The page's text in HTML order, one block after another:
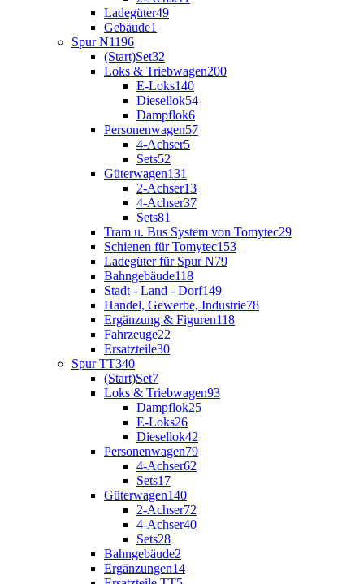
Ladegüter49
Gebäude1
Spur N1196
(Start)Set32
Loks & Triebwagen200
E-Loks140
Diesellok54
Dampflok6
Personenwagen57
4-Achser5
Sets52
Güterwagen131
2-Achser13
4-Achser37
Sets81
Tram u. Bus System von Tomytec29
Schienen für Tomytec153
Ladegüter für Spur N79
Bahngebäude118
Stadt - Land - Dorf149
Handel, Gewerbe, Industrie78
Ergänzung & Figuren118
Fahrzeuge22
Ersatzteile30
Spur TT340
(Start)Set7
Loks & Triebwagen93
Dampflok25
E-Loks26
Diesellok42
Personenwagen79
4-Achser62
Sets17
Güterwagen140
2-Achser72
4-Achser40
Sets28
Bahngebäude2
Ergänzungen14